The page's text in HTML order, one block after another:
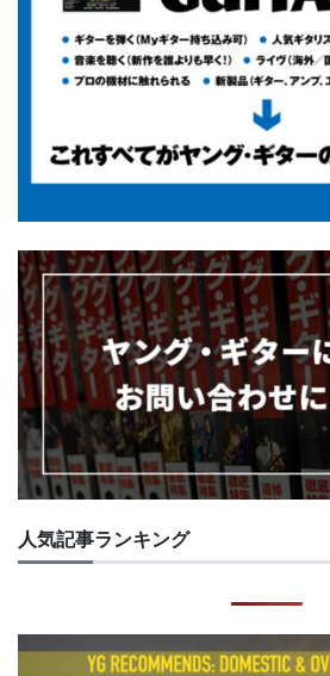
人気記事ランキング